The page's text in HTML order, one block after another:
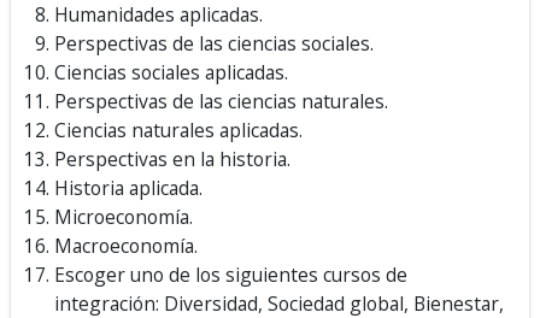
Humanidades aplicadas.
Perspectivas de las ciencias sociales.
Ciencias sociales aplicadas.
Perspectivas de las ciencias naturales.
Ciencias naturales aplicadas.
Perspectivas en la historia.
Historia aplicada.
Microeconomía.
Macroeconomía.
Escoger uno de los siguientes cursos de
integración: Diversidad, Sociedad global, Bienestar,